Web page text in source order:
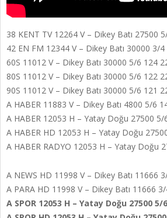
38 KENT TV 12264 V – Dikey Batı 27500
42 EN FM 12344 V – Dikey Batı 30000 3/
60S 11012 V – Dikey Batı 30000 5/6 124
80S 11012 V – Dikey Batı 30000 5/6 122
90S 11012 V – Dikey Batı 30000 5/6 121
A HABER 11883 V – Dikey Batı 4800 5/6
A HABER 12053 H – Yatay Doğu 27500
A HABER HD 12053 H – Yatay Doğu
A HABER RADYO 12053 H – Yatay Doğu
A NEWS HD 11998 V – Dikey Batı 11666
A PARA HD 11998 V – Dikey Batı 11666
A SPOR 12053 H – Yatay Doğu 27500 5/